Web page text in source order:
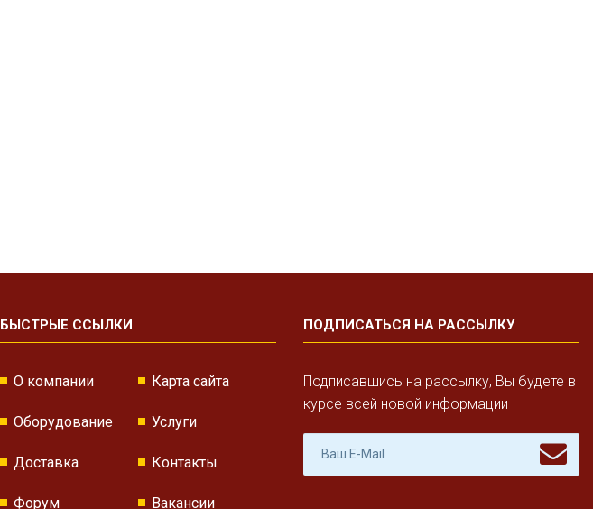
БЫСТРЫЕ ССЫЛКИ
О компании Карта сайта
Оборудование Услуги
Доставка Контакты
Форум Вакансии
ПОДПИСАТЬСЯ НА РАССЫЛКУ
Подписавшись на рассылку, Вы будете в
курсе всей новой информации